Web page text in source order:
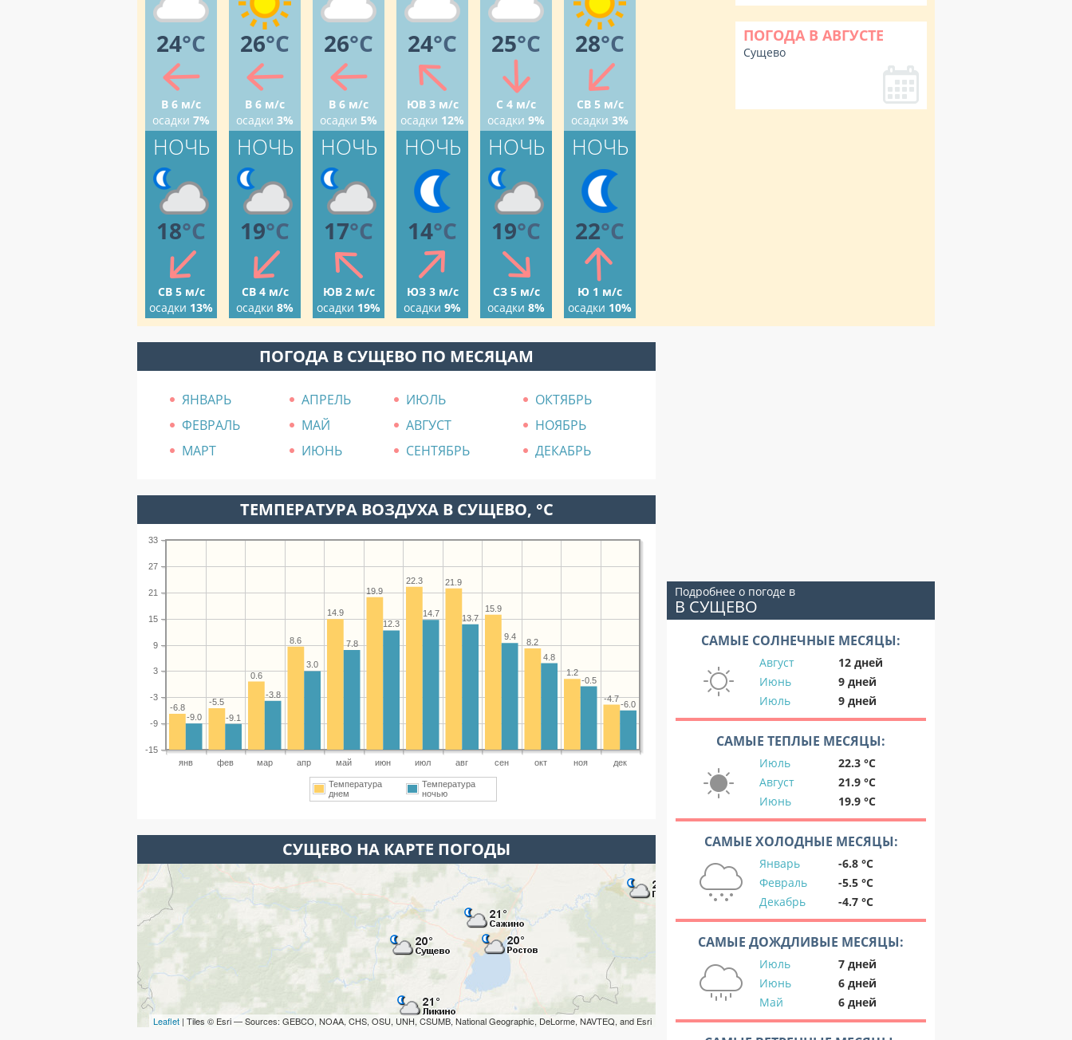
24°C
В 6 м/с
осадки 7%
НОЧЬ
18°C
СВ 5 м/с
осадки 13%
26°C
В 6 м/с
осадки 3%
НОЧЬ
19°C
СВ 4 м/с
осадки 8%
26°C
В 6 м/с
осадки 5%
НОЧЬ
17°C
ЮВ 2 м/с
осадки 19%
24°C
ЮВ 3 м/с
осадки 12%
НОЧЬ
14°C
ЮЗ 3 м/с
осадки 9%
25°C
С 4 м/с
осадки 9%
НОЧЬ
19°C
СЗ 5 м/с
осадки 8%
28°C
СВ 5 м/с
осадки 3%
НОЧЬ
22°C
Ю 1 м/с
осадки 10%
ПОГОДА В АВГУСТЕ
Сущево
ПОГОДА В СУЩЕВО ПО МЕСЯЦАМ
ЯНВАРЬ АПРЕЛЬ ИЮЛЬ
ОКТЯБРЬ
ФЕВРАЛЬ
МАЙ АВГУСТ
НОЯБРЬ
МАРТ
ИЮНЬ СЕНТЯБРЬ ДЕКАБРЬ
ТЕМПЕРАТУРА ВОЗДУХА В СУЩЕВО, °C
янв фев мар апр май июн июл авг сен окт ноя дек
-15
-9
-3
3
9
15
21
27
33
-4.7
1.2
8.2
15.9
21.9
22.3
19.9
14.9
8.6
0.6
-5.5
-6.8 -6.0
-0.5
4.8
9.4
13.7
14.7
12.3
7.8
3.0
-3.8
-9.1
-9.0
Температура
днем
Температура
ночью
СУЩЕВО НА КАРТЕ ПОГОДЫ
Leaflet | Tiles © Esri — Sources: GEBCO, NOAA, CHS, OSU, UNH, CSUMB, National Geographic, DeLorme, NAVTEQ, and Esri
Подробнее о погоде в
В СУЩЕВО
САМЫЕ СОЛНЕЧНЫЕ МЕСЯЦЫ:
Август
12 дней
Июнь
9 дней
Июль
9 дней
САМЫЕ ТЕПЛЫЕ МЕСЯЦЫ:
Июль
22.3 °C
Август
21.9 °C
Июнь
19.9 °C
САМЫЕ ХОЛОДНЫЕ МЕСЯЦЫ:
Январь
-6.8 °C
Февраль
-5.5 °C
Декабрь
-4.7 °C
САМЫЕ ДОЖДЛИВЫЕ МЕСЯЦЫ:
Июль
7 дней
Июнь
6 дней
Май
6 дней